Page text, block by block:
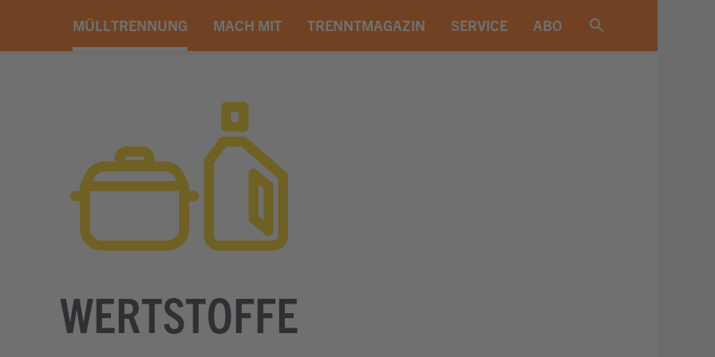
MÜLLTRENNUNG MACH MIT TRENNTMAGAZIN SERVICE ABO
WERTSTOFFE